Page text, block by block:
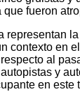
fueron
representan
contexto en
al
y
en este